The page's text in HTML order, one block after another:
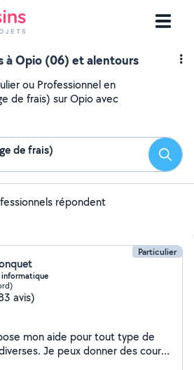
à Opio (06) et alentours
ou Professionnel en
de frais) sur Opio avec
de frais)
répondent
Particulier
informatique
avis)
mon aide pour tout type de
Je peux donner des cours